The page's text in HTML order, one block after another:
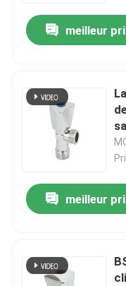
meilleur
meilleur